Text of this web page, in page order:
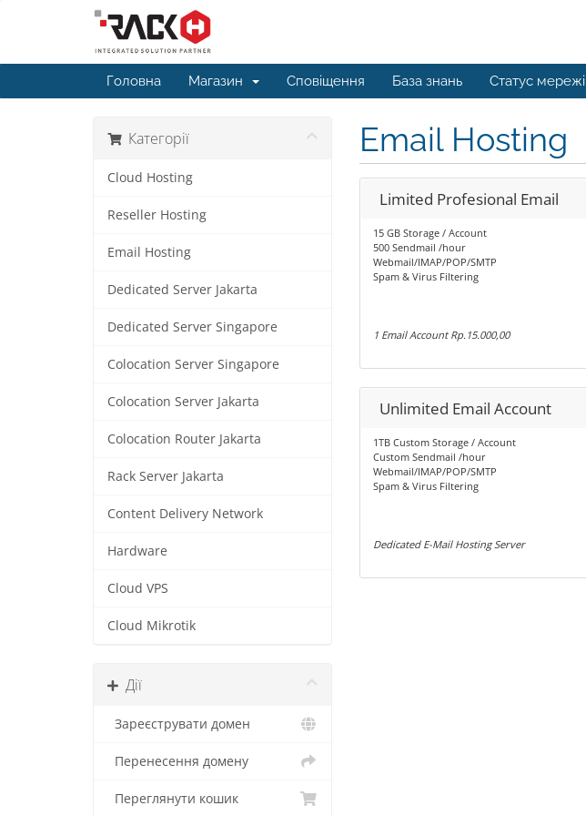
Головна Магазин Сповіщення База знань Статус мережі
Категорії
Cloud Hosting
Reseller Hosting
Email Hosting
Dedicated Server Jakarta
Dedicated Server Singapore
Colocation Server Singapore
Colocation Server Jakarta
Colocation Router Jakarta
Rack Server Jakarta
Content Delivery Network
Hardware
Cloud VPS
Cloud Mikrotik
Дії
Зареєструвати домен
Перенесення домену
Переглянути кошик
Email Hosting
Limited Profesional Email
15 GB Storage / Account
500 Sendmail /hour
Webmail/IMAP/POP/SMTP
Spam & Virus Filtering
1 Email Account Rp.15.000,00
Unlimited Email Account
1TB Custom Storage / Account
Custom Sendmail /hour
Webmail/IMAP/POP/SMTP
Spam & Virus Filtering
Dedicated E-Mail Hosting Server